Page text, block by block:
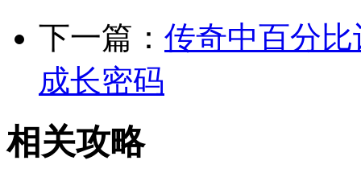
下一篇： 传奇中百分
成长密码
相关攻略